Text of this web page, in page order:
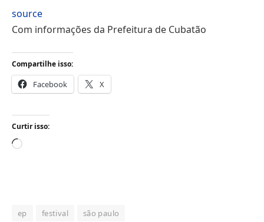
source
Com informações da Prefeitura de Cubatão
Compartilhe isso:
Facebook X
Curtir isso:
Carregando...
ep festival são paulo